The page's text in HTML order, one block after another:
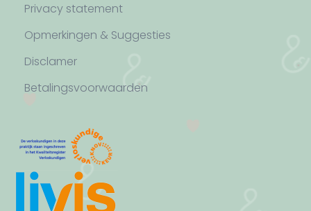
Privacy statement
Opmerkingen & Suggesties
Disclamer
Betalingsvoorwaarden